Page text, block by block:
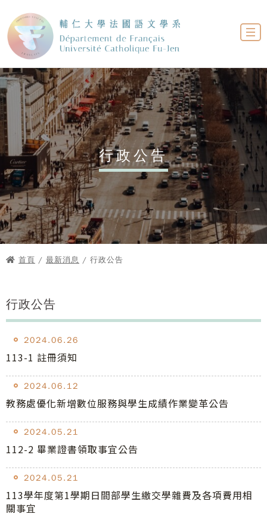
行政公告
首頁 / 最新消息 / 行政公告
行政公告
2024.06.26
113-1 註冊須知
2024.06.12
教務處優化新增數位服務與學生成績作業變革公告
2024.05.21
112-2 畢業證書領取事宜公告
2024.05.21
113學年度第1學期日間部學生繳交學雜費及各項費用相
關事宜